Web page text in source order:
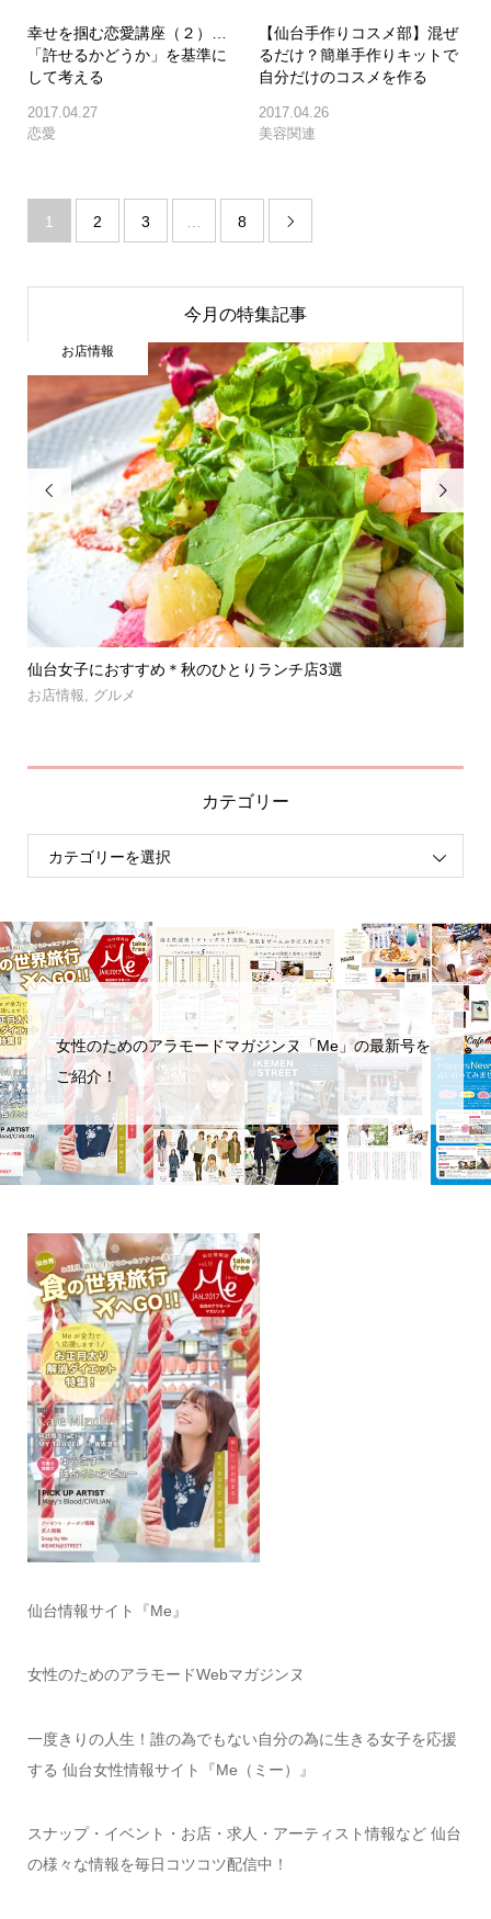
幸せを掴む恋愛講座（２）…
「許せるかどうか」を基準に
して考える
2017.04.27
恋愛
【仙台手作りコスメ部】混ぜ
るだけ？簡単手作りキットで
自分だけのコスメを作る
2017.04.26
美容関連
1 2 3 … 8 
今月の特集記事

仙台女子におすすめ＊秋のひとりランチ店3選
お店情報 グルメ
お店情報

カテゴリー
女性のためのアラモードマガジンヌ「Me」の最新号を
ご紹介！
仙台情報サイト『Me』
女性のためのアラモードWebマガジンヌ
一度きりの人生！誰の為でもない自分の為に生きる女子を応援
する 仙台女性情報サイト『Me（ミー）』
スナップ・イベント・お店・求人・アーティスト情報など 仙台
の様々な情報を毎日コツコツ配信中！